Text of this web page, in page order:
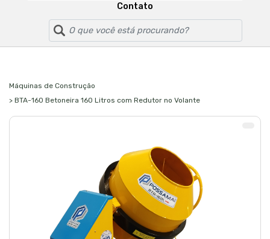
Contato
Máquinas de Construção
> BTA-160 Betoneira 160 Litros com Redutor no Volante